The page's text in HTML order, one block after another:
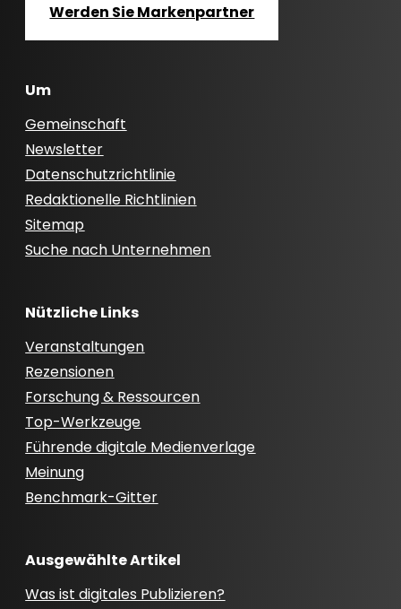
Werden Sie Markenpartner
Um
Gemeinschaft
Newsletter
Datenschutzrichtlinie
Redaktionelle Richtlinien
Sitemap
Suche nach Unternehmen
Nützliche Links
Veranstaltungen
Rezensionen
Forschung & Ressourcen
Top-Werkzeuge
Führende digitale Medienverlage
Meinung
Benchmark-Gitter
Ausgewählte Artikel
Was ist digitales Publizieren?